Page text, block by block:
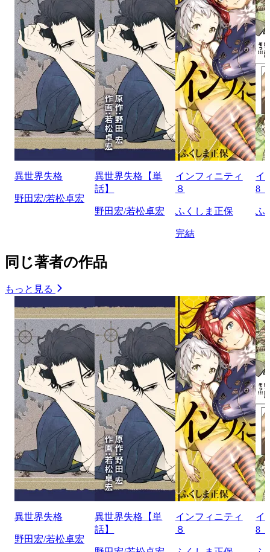
異世界失格
野田宏/若松卓宏
異世界失格【単
話】
野田宏/若松卓宏
インフィニティ
８
ふくしま正保
完結
イ
8
ふ
同じ著者の作品
もっと見る
異世界失格
野田宏/若松卓宏
異世界失格【単
話】
インフィニティ
８
イ
8